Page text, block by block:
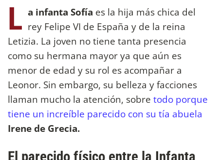
L a infanta Sofía es la hija más chica del
rey Felipe VI de España y de la reina
Letizia. La joven no tiene tanta presencia
como su hermana mayor ya que aún es
menor de edad y su rol es acompañar a
Leonor. Sin embargo, su belleza y facciones
llaman mucho la atención, sobre todo porque
tiene un increíble parecido con su tía abuela
Irene de Grecia.